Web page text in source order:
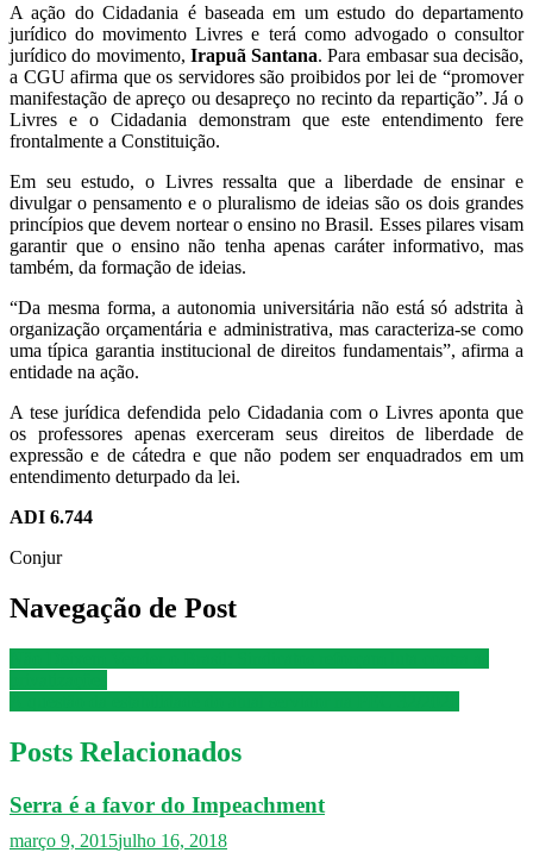
A ação do Cidadania é baseada em um estudo do departamento
jurídico do movimento Livres e terá como advogado o consultor
jurídico do movimento, Irapuã Santana. Para embasar sua decisão,
a CGU afirma que os servidores são proibidos por lei de “promover
manifestação de apreço ou desapreço no recinto da repartição”. Já o
Livres e o Cidadania demonstram que este entendimento fere
frontalmente a Constituição.
Em seu estudo, o Livres ressalta que a liberdade de ensinar e
divulgar o pensamento e o pluralismo de ideias são os dois grandes
princípios que devem nortear o ensino no Brasil. Esses pilares visam
garantir que o ensino não tenha apenas caráter informativo, mas
também, da formação de ideias.
“Da mesma forma, a autonomia universitária não está só adstrita à
organização orçamentária e administrativa, mas caracteriza-se como
uma típica garantia institucional de direitos fundamentais”, afirma a
entidade na ação.
A tese jurídica defendida pelo Cidadania com o Livres aponta que
os professores apenas exerceram seus direitos de liberdade de
expressão e de cátedra e que não podem ser enquadrados em um
entendimento deturpado da lei.
ADI 6.744
Conjur
Navegação de Post
Posts Relacionados
Serra é a favor do Impeachment
março 9, 2015julho 16, 2018